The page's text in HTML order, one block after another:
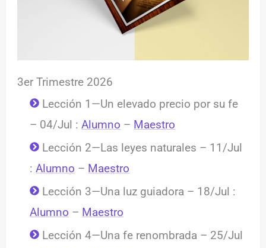
3er Trimestre 2026
Lección 1—Un elevado precio por su fe
– 04/Jul :Alumno – Maestro
Lección 2—Las leyes naturales – 11/Jul
:Alumno – Maestro
Lección 3—Una luz guiadora – 18/Jul :
Alumno – Maestro
Lección 4—Una fe renombrada – 25/Jul